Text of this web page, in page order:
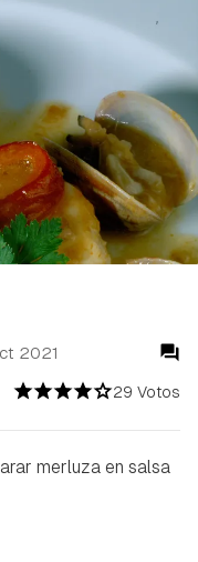
29 Votos
2021
merluza en salsa